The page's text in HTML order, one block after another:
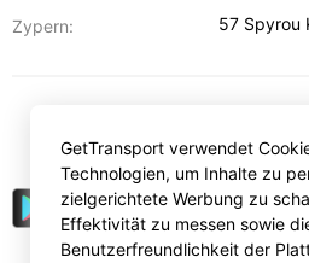
Zypern:
57 Spyrou
GetTransport verwendet
Technologien, um Inhalte zu
zielgerichtete Werbung zu
Effektivität zu messen sowie
Benutzerfreundlichkeit der